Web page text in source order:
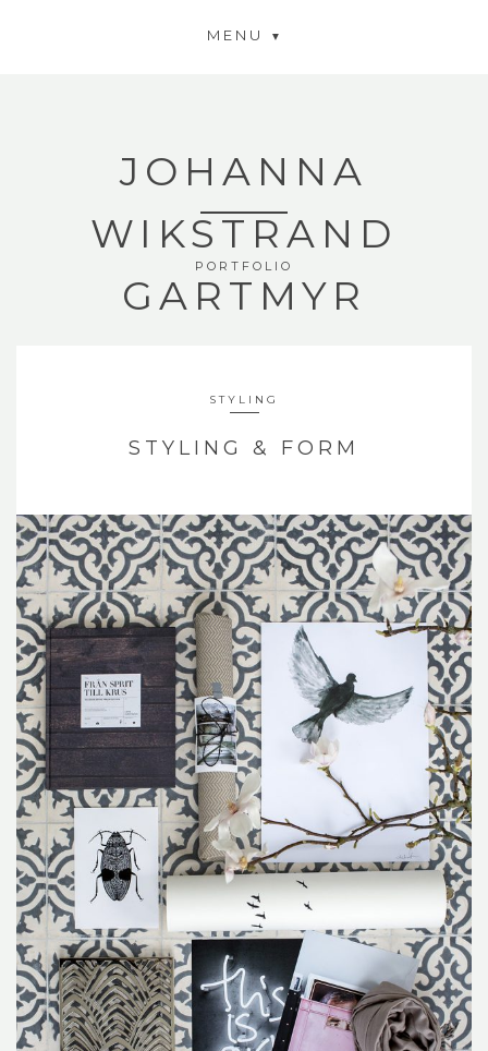
MENU
JOHANNA
WIKSTRAND
GARTMYR
PORTFOLIO
STYLING
STYLING & FORM